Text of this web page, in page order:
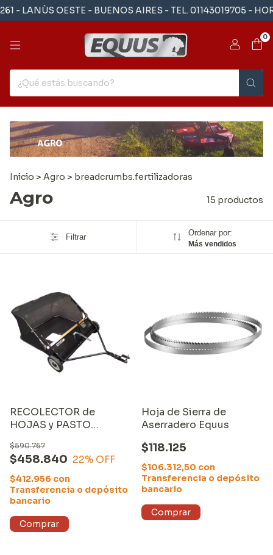
OESTE - BUENOS AIRES - TEL. 01143019705 -
0
Inicio > Agro > breadcrumbs.fertilizadoras
Agro 15 productos
Filtrar Ordenar por:
Más vendidos
RECOLECTOR de
HOJAS y PASTO
CUATRICICLO o
TRACTOR. MARCA:
EQUUS. MODELO:
SP31108
$458.840
$590.767
22% OFF
$412.956 con
Transferencia o depósito
bancario
Hoja de Sierra de
Aserradero Equus
$118.125
$106.312,50 con
Transferencia o depósito
bancario